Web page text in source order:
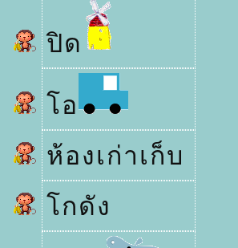
ปิด
อ
ห้องเก่าเก็บ
กดัง